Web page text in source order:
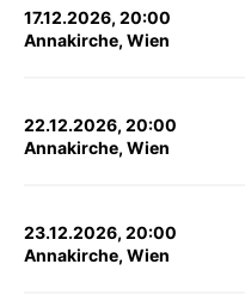
17.12.2026, 20:00
Annakirche, Wien
22.12.2026, 20:00
Annakirche, Wien
23.12.2026, 20:00
Annakirche, Wien